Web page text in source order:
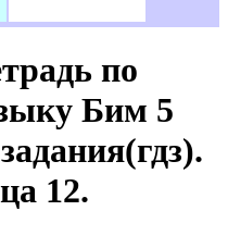
по
Бим 5
12.